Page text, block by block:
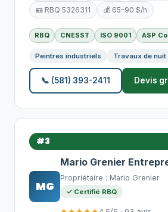
🪪 RBQ 5326311
💰 65–90 $/h
RBQ CNESST ISO 9001 ASP
Peintres industriels Travaux de nuit
📞 (581) 393-2411 Devis
#3
MG
Mario Grenier
Propriétaire : Mario Grenier
✓ Certifié RBQ